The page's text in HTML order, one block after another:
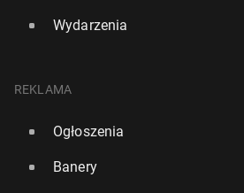
Wydarzenia
REKLAMA
Ogłoszenia
Banery